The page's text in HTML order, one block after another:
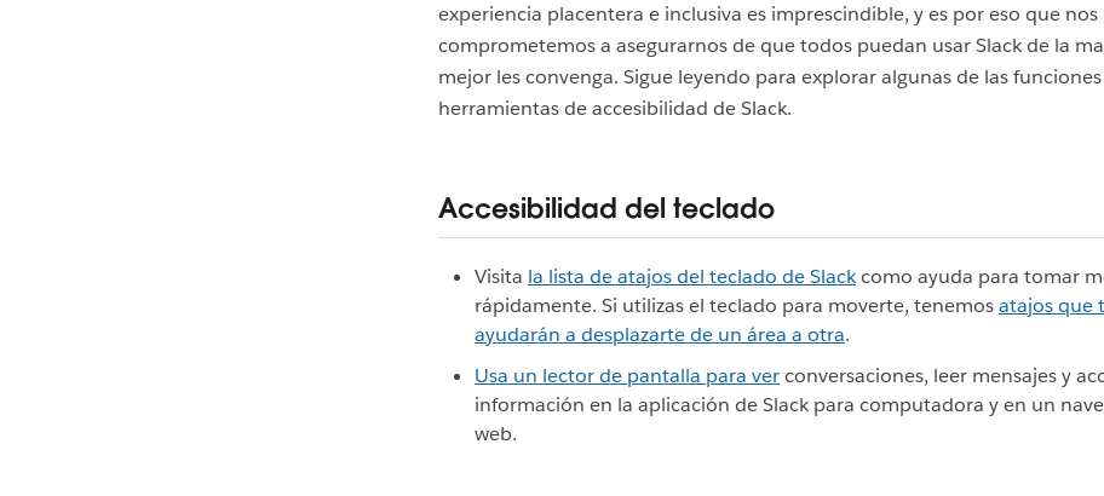
experiencia placentera e inclusiva es imprescindible, y es por eso que nos
comprometemos a asegurarnos de que todos puedan usar Slack de la
mejor les convenga. Sigue leyendo para explorar algunas de las
herramientas de accesibilidad de Slack.
Accesibilidad del teclado
Visita la lista de atajos del teclado de Slackcomo ayuda para tomar
rápidamente. Si utilizas el teclado para moverte, tenemosatajos que
ayudarán a desplazarte de un área a otra.
Usa un lector de pantalla para verconversaciones, leer mensajes y
información en la aplicación de Slack para computadora y en un
web.